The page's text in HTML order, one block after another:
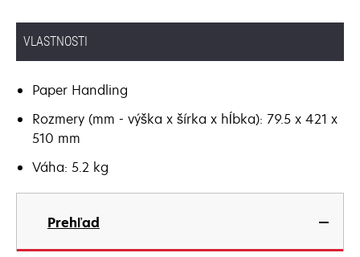
VLASTNOSTI
Paper Handling
Rozmery (mm - výška x šírka x hĺbka): 79.5 x 421 x
510 mm
Váha: 5.2 kg
Prehľad